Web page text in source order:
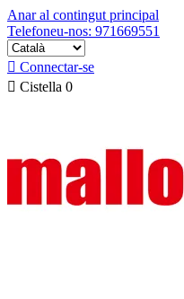
Anar al contingut principal
Telefoneu-nos: 971669551
 Connectar-se
 Cistella 0